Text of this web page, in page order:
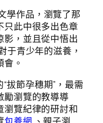
學作品，瀏覽了那
只此中很多出色章
影，並且從中悟出
于青少年的滋養，
。
拔節孕穗期”，最需
勵瀏覽的教導導
瀏覽紀律的研討和